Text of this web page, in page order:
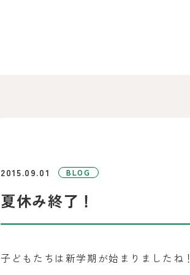
2015.09.01 BLOG
夏休み終了！
子どもたちは新学期が始まりましたね